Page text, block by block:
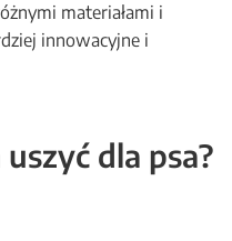
materiałami i
innowacyjne i
dla psa?